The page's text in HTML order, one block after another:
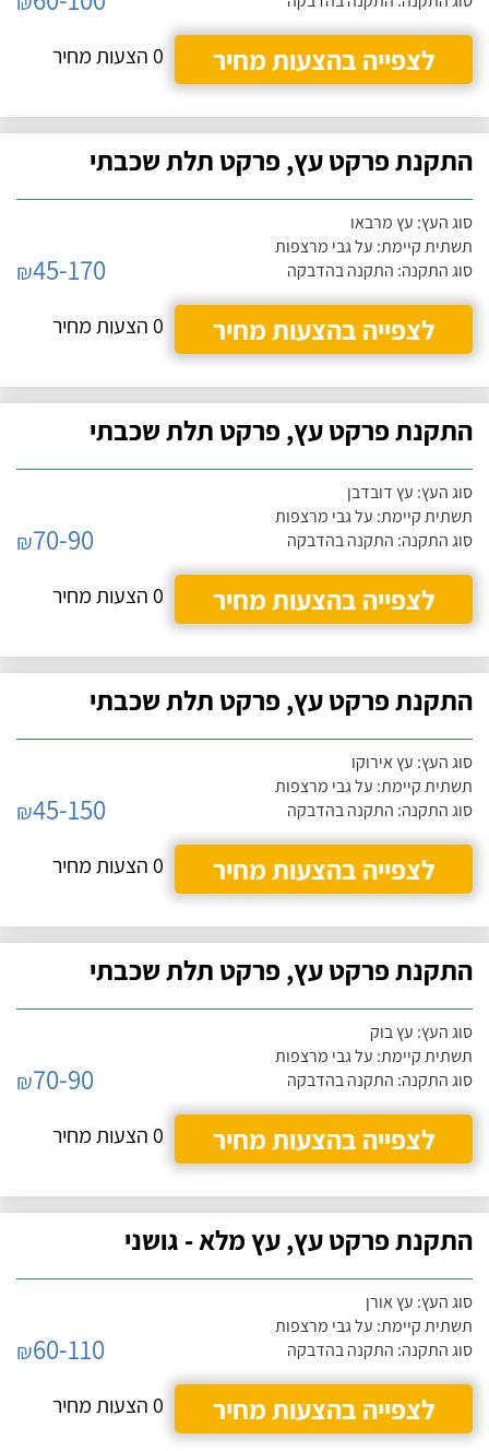
לצפייה בהצעות מחיר
0 הצעות מחיר
התקנת פרקט עץ, פרקט תלת שכבתי
סוג העץ: עץ מרבאו
תשתית קיימת: על גבי מרצפות
סוג התקנה: התקנה בהדבקה
₪45-170
לצפייה בהצעות מחיר
0 הצעות מחיר
התקנת פרקט עץ, פרקט תלת שכבתי
סוג העץ: עץ דובדבן
תשתית קיימת: על גבי מרצפות
סוג התקנה: התקנה בהדבקה
₪70-90
לצפייה בהצעות מחיר
0 הצעות מחיר
התקנת פרקט עץ, פרקט תלת שכבתי
סוג העץ: עץ אירוקו
תשתית קיימת: על גבי מרצפות
סוג התקנה: התקנה בהדבקה
₪45-150
לצפייה בהצעות מחיר
0 הצעות מחיר
התקנת פרקט עץ, פרקט תלת שכבתי
סוג העץ: עץ בוק
תשתית קיימת: על גבי מרצפות
סוג התקנה: התקנה בהדבקה
₪70-90
לצפייה בהצעות מחיר
0 הצעות מחיר
התקנת פרקט עץ, עץ מלא - גושני
סוג העץ: עץ אורן
תשתית קיימת: על גבי מרצפות
סוג התקנה: התקנה בהדבקה
₪60-110
לצפייה בהצעות מחיר
0 הצעות מחיר